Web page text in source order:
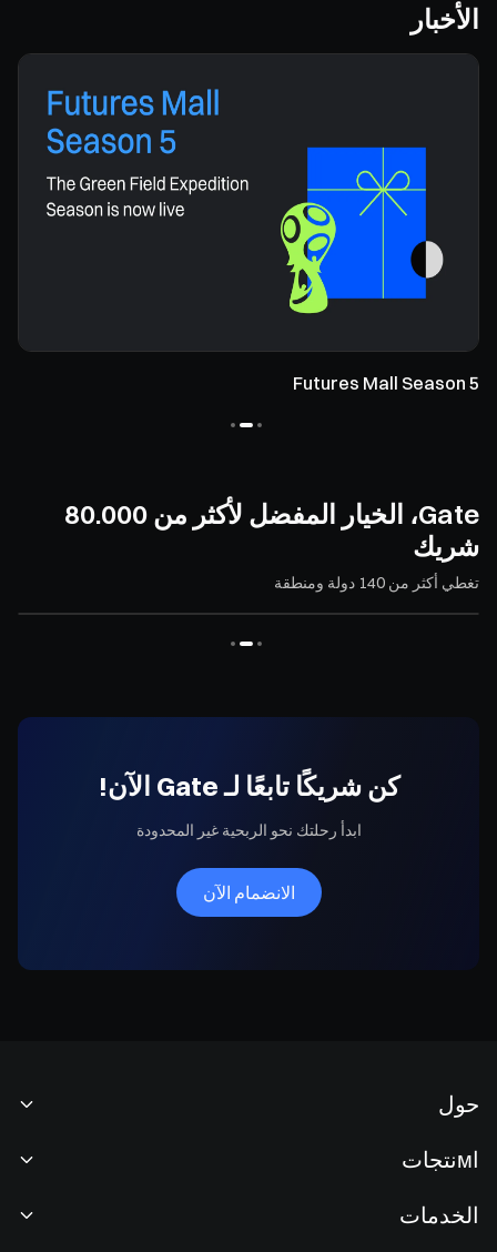
الأخبار
Futures Mall Season 5
Gate، الخيار المفضل لأكثر من 80.000
شريك
تغطي أكثر من 140 دولة ومنطقة
كن شريكًا تابعًا لـ Gate الآن!
ابدأ رحلتك نحو الربحية غير المحدودة
الانضمام الآن
حول
غرفة الأخبار
اмنتجات
الخدمات